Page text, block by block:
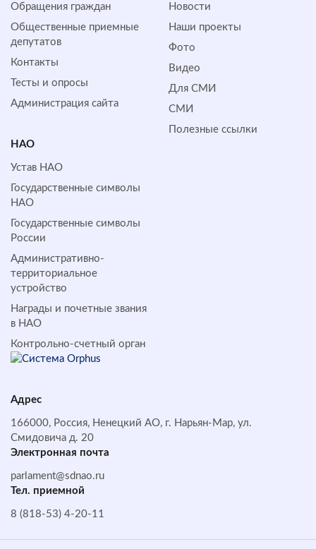
Обращения граждан
Общественные приемные
депутатов
Контакты
Тесты и опросы
Администрация сайта
Новости
Наши проекты
Фото
Видео
Для СМИ
СМИ
Полезные ссылки
НАО
Устав НАО
Государственные символы
НАО
Государственные символы
России
Административно-
территориальное
устройство
Награды и почетные звания
в НАО
Контрольно-счетный орган
Адрес
166000, Россия, Ненецкий АО, г. Нарьян-Мар, ул.
Смидовича д. 20
Электронная почта
parlament@sdnao.ru
Тел. приемной
8 (818-53) 4-20-11